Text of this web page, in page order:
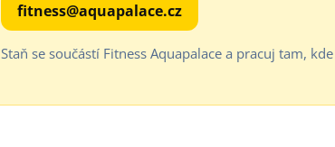
fitness@aquapalace.cz
Staň se součástí Fitness Aquapalace a pracuj tam,